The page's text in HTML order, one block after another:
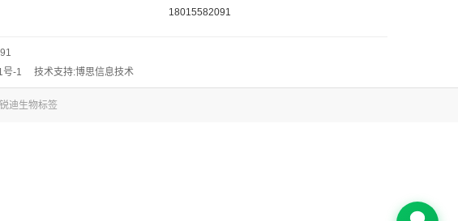
18015582091
-1 技术支持:博思信息技术
迪生物标签